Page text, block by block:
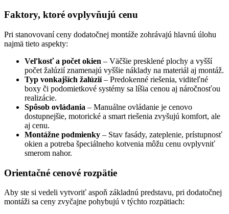
Faktory, ktoré ovplyvňujú cenu
Pri stanovovaní ceny dodatočnej montáže zohrávajú hlavnú úlohu
najmä tieto aspekty:
Veľkosť a počet okien – Väčšie presklené plochy a vyšší
počet žalúzií znamenajú vyššie náklady na materiál aj montáž.
Typ vonkajších žalúzií– Predokenné riešenia, viditeľné
boxy či podomietkové systémy sa líšia cenou aj náročnosťou
realizácie.
Spôsob ovládania – Manuálne ovládanie je cenovo
dostupnejšie, motorické a smart riešenia zvyšujú komfort, ale
aj cenu.
Montážne podmienky – Stav fasády, zateplenie, prístupnosť
okien a potreba špeciálneho kotvenia môžu cenu ovplyvniť
smerom nahor.
Orientačné cenové rozpätie
Aby ste si vedeli vytvoriť aspoň základnú predstavu, pri dodatočnej
montáži sa ceny zvyčajne pohybujú v týchto rozpätiach: